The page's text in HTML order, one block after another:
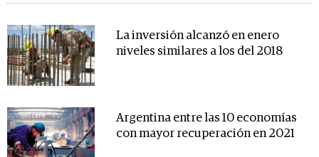
La inversión alcanzó en enero
niveles similares a los del 2018
Argentina entre las 10 economías
con mayor recuperación en 2021